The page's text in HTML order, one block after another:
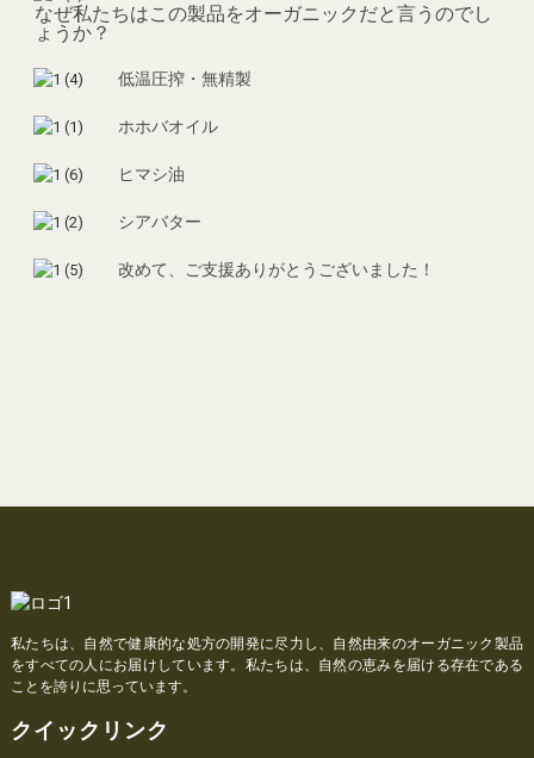
なぜ私たちはこの製品をオーガニックだと言うのでし
ょうか？
低温圧搾・無精製
ホホバオイル
ヒマシ油
シアバター
改めて、ご支援ありがとうございました！
私たちは、自然で健康的な処方の開発に尽力し、自然由来のオーガニック製品
をすべての人にお届けしています。私たちは、自然の恵みを届ける存在である
ことを誇りに思っています。
クイックリンク